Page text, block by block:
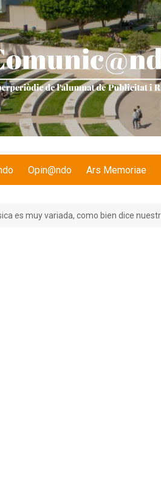
Opin@ndo Ars Memoriae
es muy variada, como bien dice